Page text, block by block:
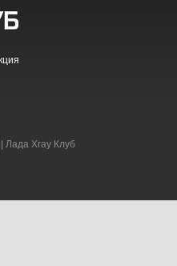
Лада Xray Клуб